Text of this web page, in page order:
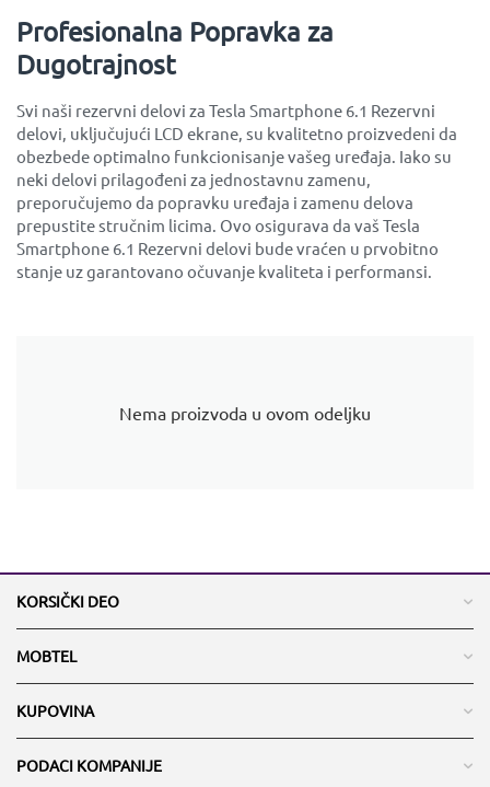
Profesionalna Popravka za
Dugotrajnost
Svi naši rezervni delovi za Tesla Smartphone 6.1 Rezervni
delovi, uključujući LCD ekrane, su kvalitetno proizvedeni da
obezbede optimalno funkcionisanje vašeg uređaja. Iako su
neki delovi prilagođeni za jednostavnu zamenu,
preporučujemo da popravku uređaja i zamenu delova
prepustite stručnim licima. Ovo osigurava da vaš Tesla
Smartphone 6.1 Rezervni delovi bude vraćen u prvobitno
stanje uz garantovano očuvanje kvaliteta i performansi.
Nema proizvoda u ovom odeljku
KORSIČKI DEO
MOBTEL
KUPOVINA
PODACI KOMPANIJE